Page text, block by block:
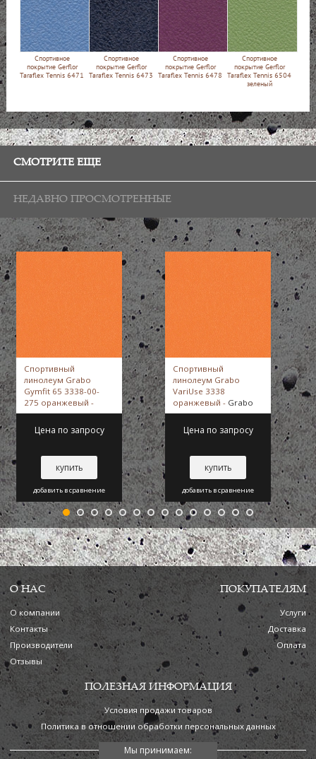
Спортивное
покрытие Gerflor
Taraflex Tennis 6471
Спортивное
покрытие Gerflor
Taraflex Tennis 6473
Спортивное
покрытие Gerflor
Taraflex Tennis 6478
Спортивное
покрытие Gerflor
Taraflex Tennis 6504
зеленый
СМОТРИТЕ ЕЩЕ
НЕДАВНО ПРОСМОТРЕННЫЕ
Спортивный
линолеум Grabo
Gymfit 65 3338-00-
275 оранжевый -
Grabo
Цена по запросу
купить
добавить в сравнение
Спортивный
линолеум Grabo
VariUse 3338
оранжевый - Grabo
Цена по запросу
купить
добавить в сравнение
О НАС
О компании
Контакты
Производители
Отзывы
ПОКУПАТЕЛЯМ
Услуги
Доставка
Оплата
ПОЛЕЗНАЯ ИНФОРМАЦИЯ
Условия продажи товаров
Политика в отношении обработки персональных данных